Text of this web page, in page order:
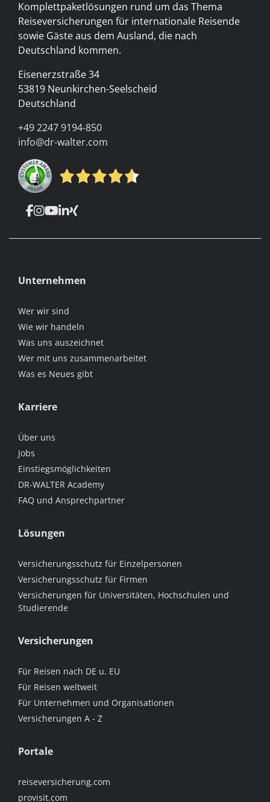
Komplettpaketlösungen rund um das Thema
Reiseversicherungen für internationale Reisende
sowie Gäste aus dem Ausland, die nach
Deutschland kommen.
Eisenerzstraße 34
53819 Neunkirchen-Seelscheid
Deutschland
+49 2247 9194-850
info@dr-walter.com
Unternehmen
Wer wir sind
Wie wir handeln
Was uns auszeichnet
Wer mit uns zusammenarbeitet
Was es Neues gibt
Karriere
Über uns
Jobs
Einstiegsmöglichkeiten
DR-WALTER Academy
FAQ und Ansprechpartner
Lösungen
Versicherungsschutz für Einzelpersonen
Versicherungsschutz für Firmen
Versicherungen für Universitäten, Hochschulen und
Studierende
Versicherungen
Für Reisen nach DE u. EU
Für Reisen weltweit
Für Unternehmen und Organisationen
Versicherungen A - Z
Portale
reiseversicherung.com
provisit.com